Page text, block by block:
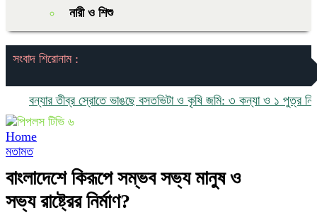
নারী ও শিশু
সংবাদ শিরোনাম :
তীব্র স্রোতে ভাঙছে বসতভিটা ও কৃষি জমি: ৩ কন্যা ও ১ পুত্র নিয়ে চরম
Home
মতামত
বাংলাদেশে কিরূপে সম্ভব সভ্য মানুষ ও
সভ্য রাষ্ট্রের নির্মাণ?